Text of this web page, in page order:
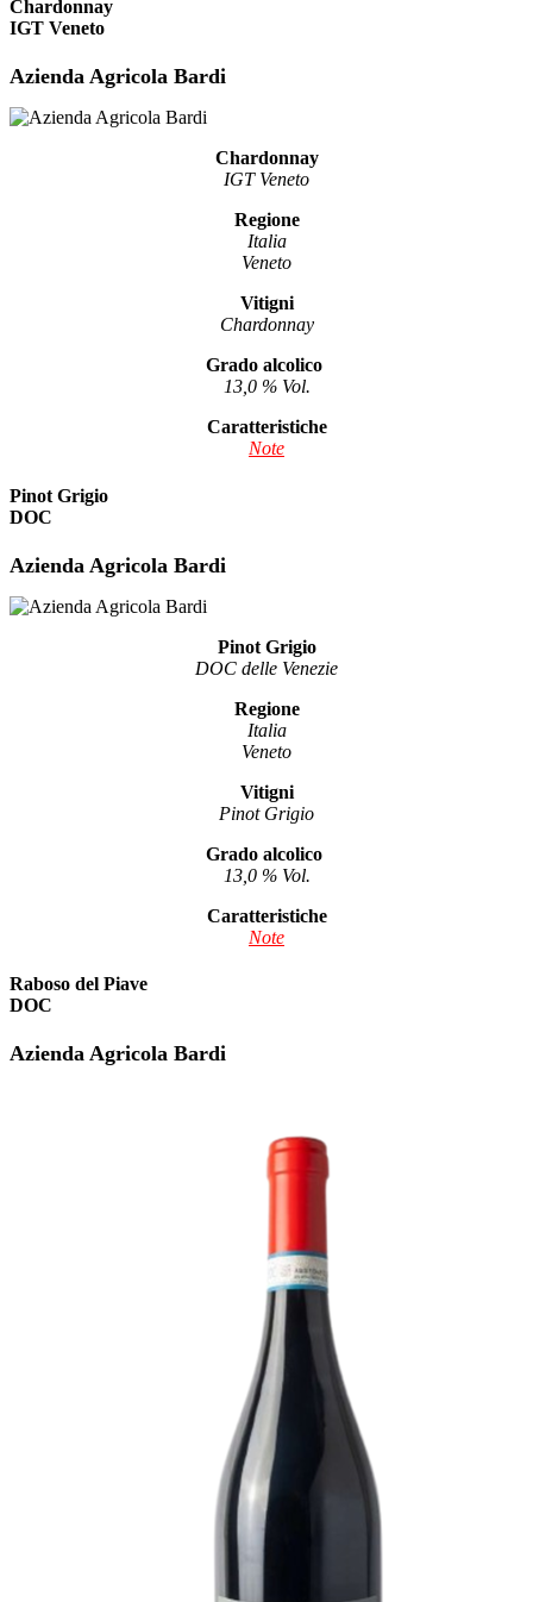
Chardonnay
IGT Veneto
Azienda Agricola Bardi
Chardonnay
IGT Veneto
Regione
Italia
Veneto
Vitigni
Chardonnay
Grado alcolico
13,0 % Vol.
Caratteristiche
Note
Pinot Grigio
DOC
Azienda Agricola Bardi
Pinot Grigio
DOC delle Venezie
Regione
Italia
Veneto
Vitigni
Pinot Grigio
Grado alcolico
13,0 % Vol.
Caratteristiche
Note
Raboso del Piave
DOC
Azienda Agricola Bardi